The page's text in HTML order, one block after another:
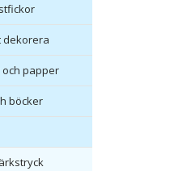
dekorera
papper
böcker